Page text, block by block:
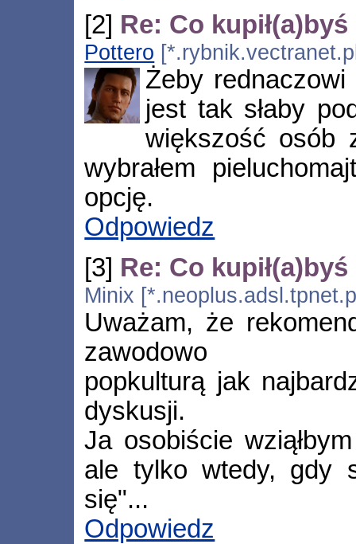
[2] Re: Co
Pottero
Żeby
jest tak słaby
większość osób
wybrałem
opcję.
Odpowiedz
[3] Re: Co
Minix
Uważam, że
zawodowo
popkulturą jak
dyskusji.
Ja osobiście
ale tylko wtedy, gdy
się"...
Odpowiedz